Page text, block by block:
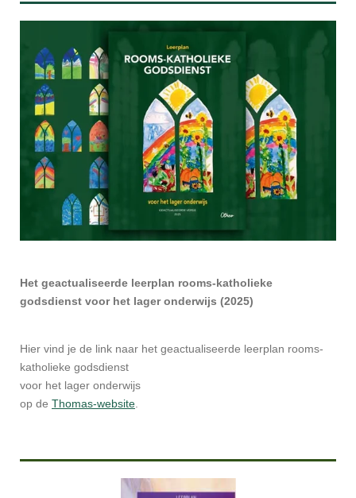
Het geactualiseerde leerplan rooms-katholieke
godsdienst voor het lager onderwijs (2025)
Hier vind je de link naar het geactualiseerde leerplan rooms-
katholieke godsdienst
voor het lager onderwijs
op de Thomas-website